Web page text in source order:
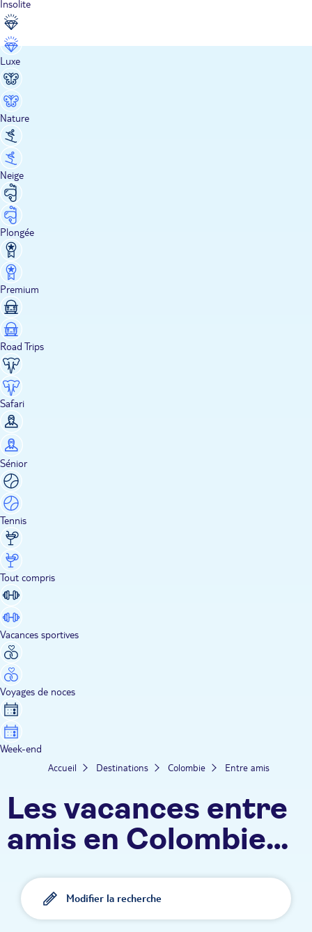
Insolite
Luxe
Nature
Neige
Plongée
Premium
Road Trips
Safari
Sénior
Tennis
Tout compris
Vacances sportives
Voyages de noces
Week-end
Accueil Destinations Colombie Entre amis
Les vacances entre
amis en Colombie
TUI
Modifier la recherche